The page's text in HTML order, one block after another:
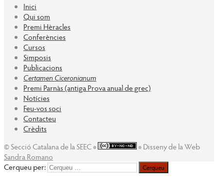
Inici
Qui som
Premi Hèracles
Conferències
Cursos
Simposis
Publicacions
Certamen Ciceronianum
Premi Parnàs (antiga Prova anual de grec)
Notícies
Feu-vos soci
Contacteu
Crèdits
© Secció Catalana de la SEEC ◉
◉ Disseny de la Web
Sandra Romano
Cerqueu per: